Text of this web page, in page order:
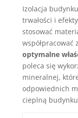
Izolacja
trwałości i
stosować
współpracować
optymalne
poleca się
mineralnej,
odpowiednich
cieplną